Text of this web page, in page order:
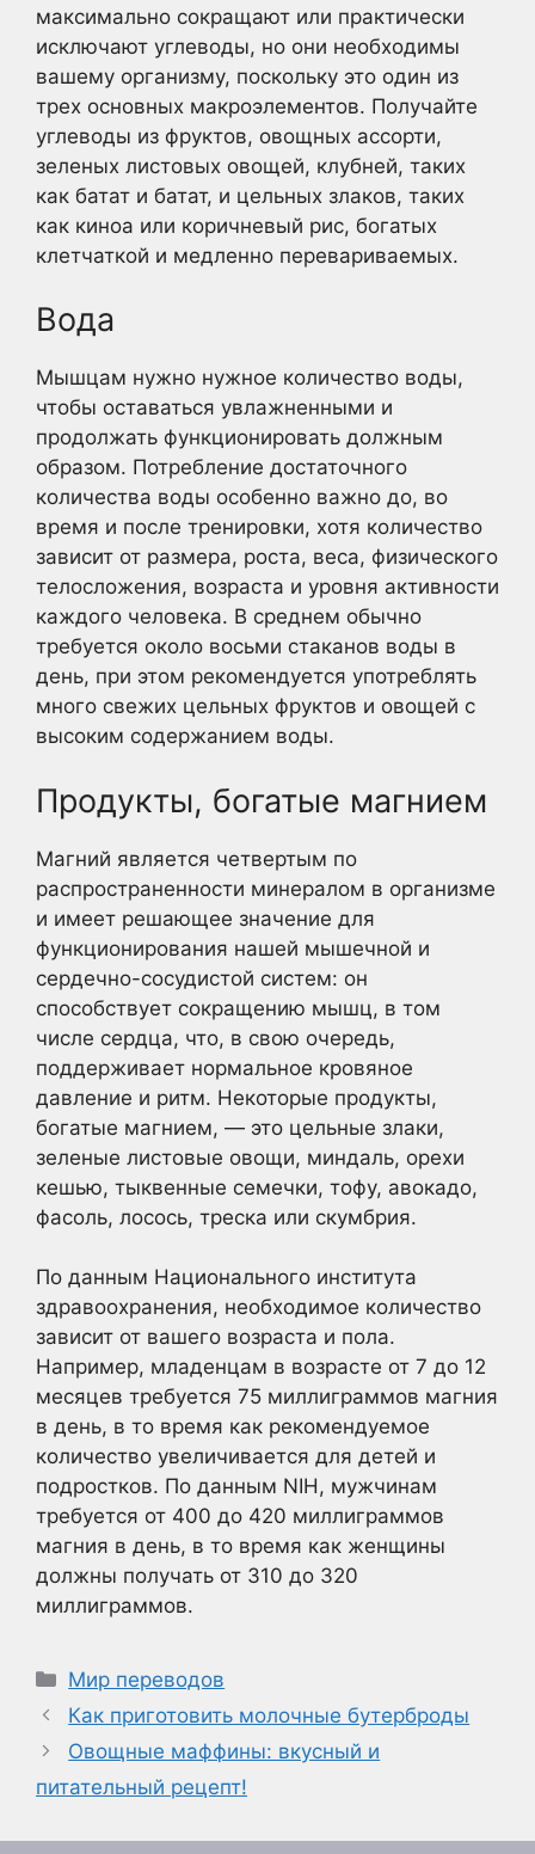
максимально сокращают или практически
исключают углеводы, но они необходимы
вашему организму, поскольку это один из
трех основных макроэлементов. Получайте
углеводы из фруктов, овощных ассорти,
зеленых листовых овощей, клубней, таких
как батат и батат, и цельных злаков, таких
как киноа или коричневый рис, богатых
клетчаткой и медленно перевариваемых.
Вода
Мышцам нужно нужное количество воды,
чтобы оставаться увлажненными и
продолжать функционировать должным
образом. Потребление достаточного
количества воды особенно важно до, во
время и после тренировки, хотя количество
зависит от размера, роста, веса, физического
телосложения, возраста и уровня активности
каждого человека. В среднем обычно
требуется около восьми стаканов воды в
день, при этом рекомендуется употреблять
много свежих цельных фруктов и овощей с
высоким содержанием воды.
Продукты, богатые магнием
Магний является четвертым по
распространенности минералом в организме
и имеет решающее значение для
функционирования нашей мышечной и
сердечно-сосудистой систем: он
способствует сокращению мышц, в том
числе сердца, что, в свою очередь,
поддерживает нормальное кровяное
давление и ритм. Некоторые продукты,
богатые магнием, — это цельные злаки,
зеленые листовые овощи, миндаль, орехи
кешью, тыквенные семечки, тофу, авокадо,
фасоль, лосось, треска или скумбрия.
По данным Национального института
здравоохранения, необходимое количество
зависит от вашего возраста и пола.
Например, младенцам в возрасте от 7 до 12
месяцев требуется 75 миллиграммов магния
в день, в то время как рекомендуемое
количество увеличивается для детей и
подростков. По данным NIH, мужчинам
требуется от 400 до 420 миллиграммов
магния в день, в то время как женщины
должны получать от 310 до 320
миллиграммов.
Рубрики
Мир переводов
Как приготовить молочные бутерброды
Овощные маффины: вкусный и
питательный рецепт!